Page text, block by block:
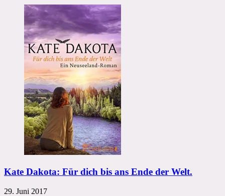
Kate Dakota: Für dich bis ans Ende der Welt.
29. Juni 2017